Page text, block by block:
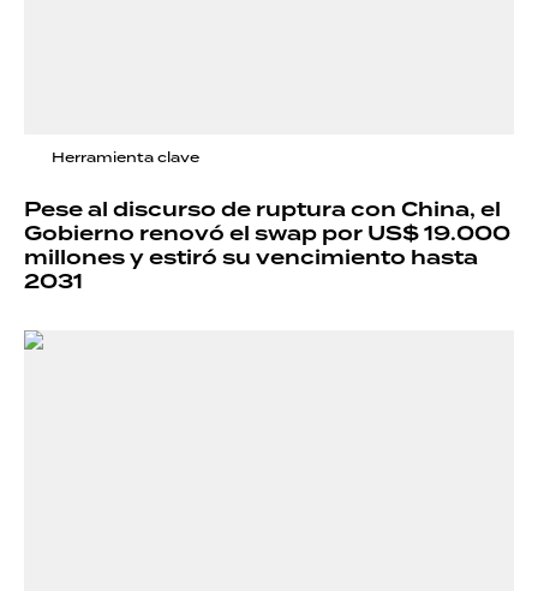
Herramienta clave
Pese al discurso de ruptura con China, el
Gobierno renovó el swap por US$ 19.000
millones y estiró su vencimiento hasta
2031